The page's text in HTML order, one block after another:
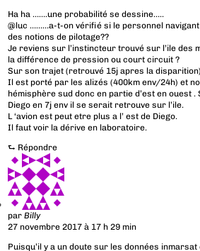
Ha ha …….une probabilité se dessine…..
@luc ………a-t-on vérifié si le personnel
des notions de pilotage??
Je reviens sur l’instincteur trouvé sur l’ile des
la différence de pression ou court circuit ?
Sur son trajet (retrouvé 15j apres la
Il est porté par les alizés (400km env/24h) et
hémisphère sud donc en partie d’est en ouest .
Diego en 7j env il se serait retrouve sur l’ile.
L ‘avion est peut etre plus a l’ est de Diego.
Il faut voir la dérive en laboratoire.
⮑ Répondre
parBilly
27 novembre 2017 à 17 h 29 min
Puisqu’il y a un doute sur les données